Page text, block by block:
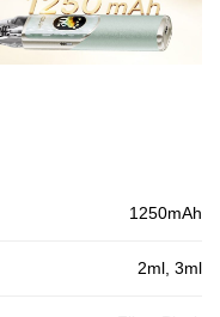
1250mAh
2ml, 3ml